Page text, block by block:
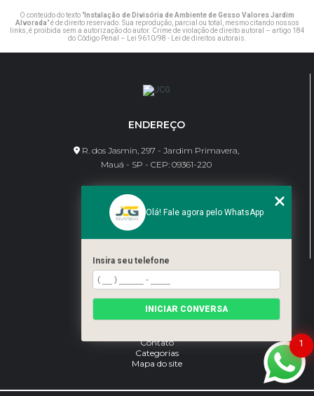
O conteúdo do texto " Instalação de Divisória de Ambiente de Gesso Valores Jardim
Alvorada" é de direito reservado. Sua reprodução, parcial ou total, mesmo citando nossos
links, é proibida sem a autorização do autor. Crime de violação de direito autoral – artigo 184
do Código Penal –
Lei 9610/98 - Lei de direitos autorais
ENDEREÇO
R. dos Jasmin, 297 - Jardim Primavera,
Mauá - SP - CEP: 09361-220
CONTATO
(11) 95462-8630
bene@jcgdivisorias.com
Home
Sobre Nós
Serviços
Contato
Categorias
Mapa do site
1
Olá! Fale agora pelo WhatsApp
Insira seu telefone
INICIAR CONVERSA